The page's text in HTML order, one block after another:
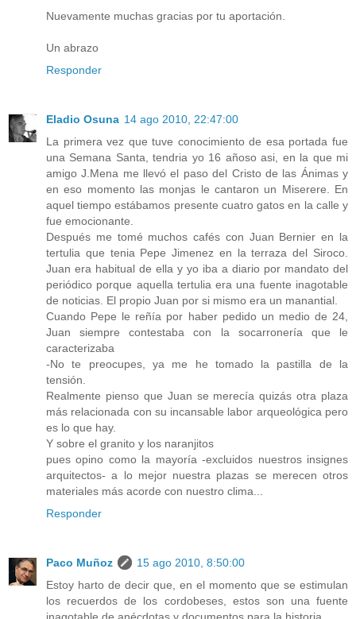
Nuevamente muchas gracias por tu aportación.
Un abrazo
Responder
Eladio Osuna 14 ago 2010, 22:47:00
La primera vez que tuve conocimiento de esa portada fue
una Semana Santa, tendria yo 16 añoso asi, en la que mi
amigo J.Mena me llevó el paso del Cristo de las Ánimas y
en eso momento las monjas le cantaron un Miserere. En
aquel tiempo estábamos presente cuatro gatos en la calle y
fue emocionante.
Después me tomé muchos cafés con Juan Bernier en la
tertulia que tenia Pepe Jimenez en la terraza del Siroco.
Juan era habitual de ella y yo iba a diario por mandato del
periódico porque aquella tertulia era una fuente inagotable
de noticias. El propio Juan por si mismo era un manantial.
Cuando Pepe le reñía por haber pedido un medio de 24,
Juan siempre contestaba con la socarronería que le
caracterizaba
-No te preocupes, ya me he tomado la pastilla de la
tensión.
Realmente pienso que Juan se merecía quizás otra plaza
más relacionada con su incansable labor arqueológica pero
es lo que hay.
Y sobre el granito y los naranjitos
pues opino como la mayoría -excluidos nuestros insignes
arquitectos- a lo mejor nuestra plazas se merecen otros
materiales más acorde con nuestro clima...
Responder
Paco Muñoz
15 ago 2010, 8:50:00
Estoy harto de decir que, en el momento que se estimulan
los recuerdos de los cordobeses, estos son una fuente